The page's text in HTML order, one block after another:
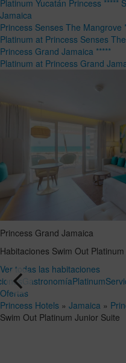
Platinum Yucatán Princess *****
Jamaica
Princess Senses The Mangrove
Platinum at Princess Senses
Princess Grand Jamaica *****
Platinum at Princess Grand
Princess Grand Jamaica
Habitaciones Swim Out
Ver todas las habitaciones
GastronomíaPlatinum
Ofertas
Princess Hotels » Jamaica »
Swim Out Platinum Junior Suite